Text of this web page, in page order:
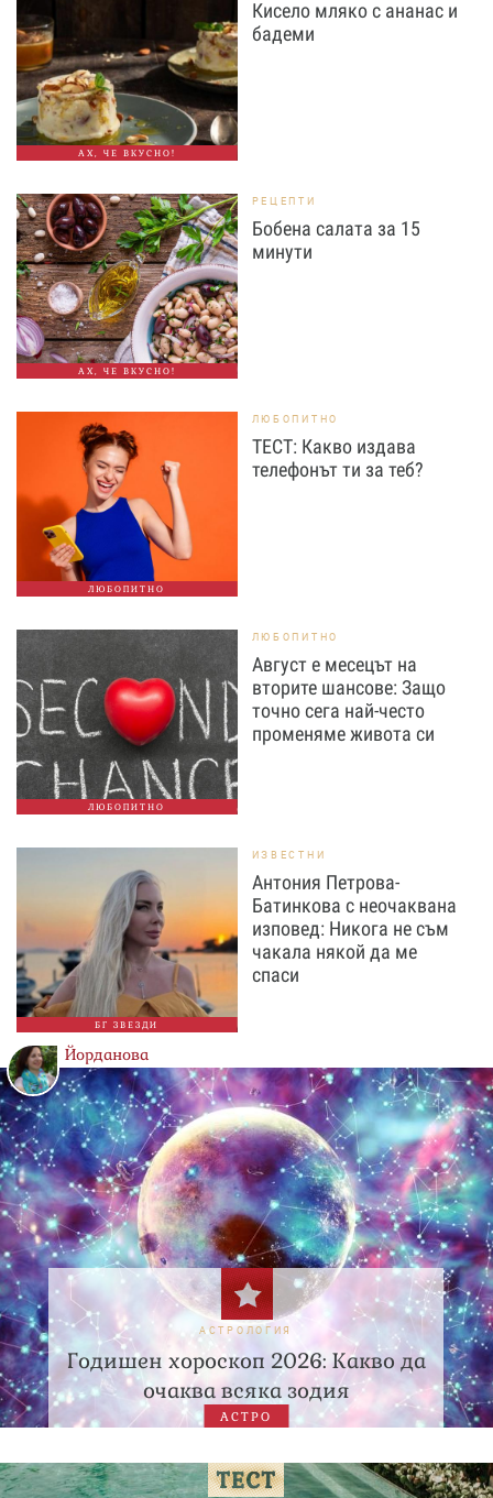
АХ, ЧЕ ВКУСНО!
Кисело мляко с ананас и
бадеми
АХ, ЧЕ ВКУСНО!
РЕЦЕПТИ
Бобена салата за 15
минути
ЛЮБОПИТНО
ЛЮБОПИТНО
ТЕСТ: Какво издава
телефонът ти за теб?
ЛЮБОПИТНО
ЛЮБОПИТНО
Август е месецът на
вторите шансове: Защо
точно сега най-често
променяме живота си
БГ ЗВЕЗДИ
ИЗВЕСТНИ
Антония Петрова-
Батинкова с неочаквана
изповед: Никога не съм
чакала някой да ме
спаси
Йорданова
АСТРОЛОГИЯ
Годишен хороскоп 2026: Какво да
очаква всяка зодия
АСТРО